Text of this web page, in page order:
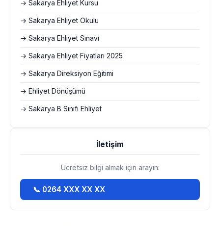
→ Sakarya Ehliyet Kursu
→ Sakarya Ehliyet Okulu
→ Sakarya Ehliyet Sınavı
→ Sakarya Ehliyet Fiyatları 2025
→ Sakarya Direksiyon Eğitimi
→ Ehliyet Dönüşümü
→ Sakarya B Sınıfı Ehliyet
İletişim
Ücretsiz bilgi almak için arayın:
📞 0264 XXX XX XX